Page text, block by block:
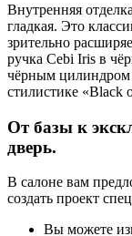
Внутренняя
гладкая. Это
зрительно
ручка Cebi Iris в
чёрным цилиндром
стилистике «Black
От базы к
дверь.
В салоне вам
создать проект
Вы можете